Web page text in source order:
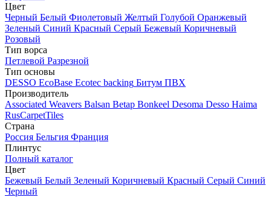
Цвет
Черный Белый Фиолетовый Желтый Голубой Оранжевый
Зеленый Синий Красный Серый Бежевый Коричневый
Розовый
Тип ворса
Петлевой Разрезной
Тип основы
DESSO EcoBase Ecotec backing Битум ПВХ
Производитель
Associated Weavers Balsan Betap Bonkeel Desoma Desso Haima
RusCarpetTiles
Страна
Россия Бельгия Франция
Плинтус
Полный каталог
Цвет
Бежевый Белый Зеленый Коричневый Красный Серый Синий
Черный